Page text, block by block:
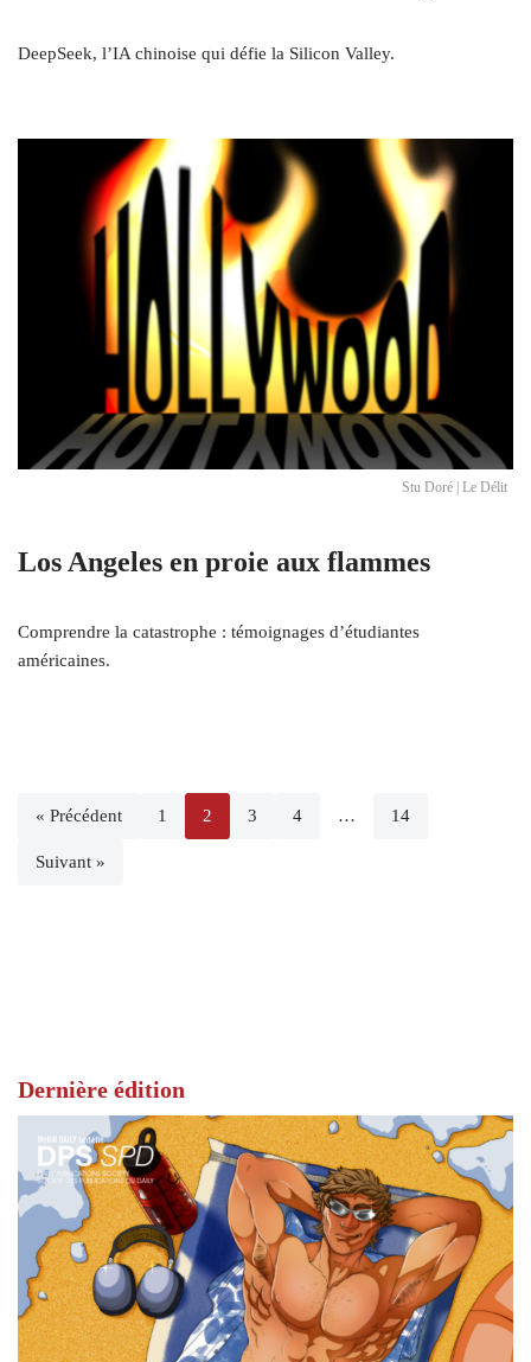
DeepSeek, l’IA chinoise qui défie la Silicon Valley.
Stu Doré | Le Délit
Los Angeles en proie aux flammes
Comprendre la catastrophe : témoignages d’étudiantes
américaines.
« Précédent 1 2 3 4 … 14
Suivant »
Dernière édition